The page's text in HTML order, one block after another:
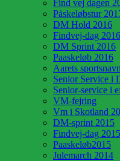
Find vej dagen
Påskeløbstur
DM Hold 2016
Findvej-dag 2016
DM Sprint 2016
Paaskeløb 2016
Aarets
Senior Service i
Senior-service i
VM-fejring
Vm i Skotland
DM-sprint 2015
Findvej-dag 2015
Paaskeløb2015
Julemarch 2014